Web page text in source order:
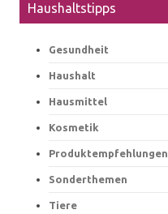
Haushaltstipps
Gesundheit
Haushalt
Hausmittel
Kosmetik
Produktempfehlungen
Sonderthemen
Tiere